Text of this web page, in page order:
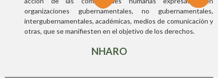
organizaciones gubernamentales, no gubernamentales,
intergubernamentales, académicas, medios de comunicación y
otras, que se manifiesten en el objetivo de los derechos.
NHARO